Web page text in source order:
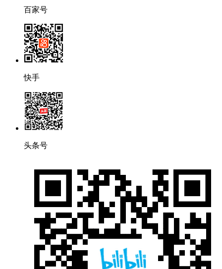
百家号
快手
头条号